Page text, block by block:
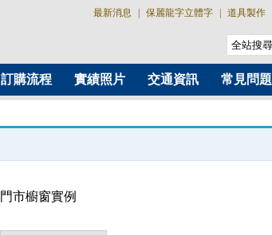
最新消息 保麗龍字立體字 道具製作
訂購流程 實績照片 交通資訊 常見問題
門市櫥窗實例